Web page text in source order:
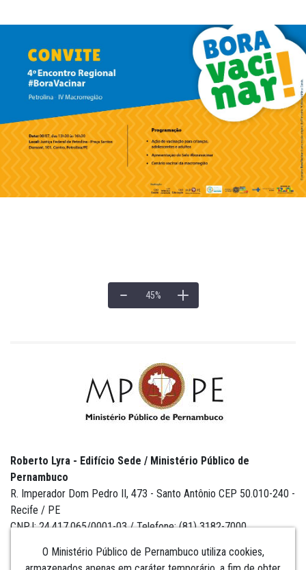
45%
O Ministério Público de Pernambuco utiliza cookies,
Roberto Lyra - Edifício Sede / Ministério Público de
Pernambuco
R. Imperador Dom Pedro II, 473 - Santo Antônio CEP 50.010-240 -
Recife / PE
CNPJ: 24.417.065/0001-03 / Telefone: (81) 3182-7000